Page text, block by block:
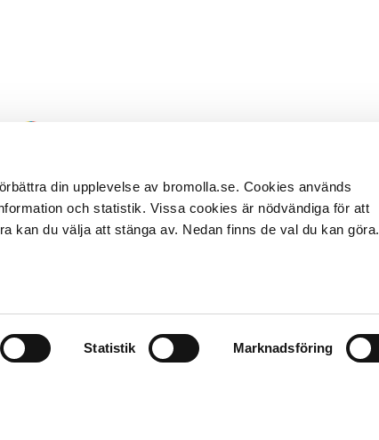
din upplevelse av bromolla.se. Cookies används
och statistik. Vissa cookies är nödvändiga för att
kan du välja att stänga av. Nedan finns de val du kan göra.
Statistik Marknadsföring